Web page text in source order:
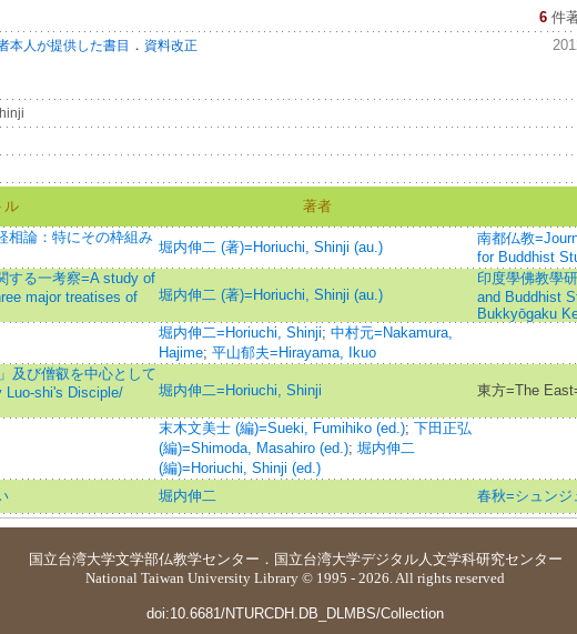
6 件
本人が提供した書目 ． 資料改正
ル 著者
相論：特にその枠組み
堀内伸二 (著)=Horiuchi, Shinji (au.)
南都仏教
for Buddhist
する一考察=A study of
major treatises of
堀内伸二 (著)=Horiuchi, Shinji (au.)
印度學佛教學
and Buddhist
Bukkyōgaku
堀内伸二=Horiuchi, Shinji; 中村元=Nakamura,
Hajime; 平山郁夫=Hirayama, Ikuo
及び僧叡を中心として
shi's Disciple/
堀内伸二=Horiuchi, Shinji 東方=The
末木文美士 (編)=Sueki, Fumihiko (ed.); 下田正弘
(編)=Shimoda, Masahiro (ed.); 堀内伸二
(編)=Horiuchi, Shinji (ed.)
堀内伸二 春秋=シュンジ
国立台湾大学文学部仏教学センター ． 国立台湾大学デジタル人文学科研究センター
National Taiwan University Library © 1995 - 2026. All rights reserved
doi:10.6681/NTURCDH.DB_DLMBS/Collection